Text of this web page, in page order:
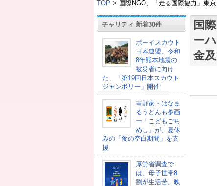
TOP > 国際NGO、「走る国際協力」東
チャリティ 新着30件
ボーイスカウト
日本連盟、令和
8年熊本地震の
被災者に向け
た、「第19回日本スカウト
ジャンボリー」開催
吉野家・はなま
るうどんも参画
ー「こどもごち
めし」が、夏休
みの「食の空白期間」を支
援
厚労省調査で
は、母子世帯8
割が生活苦。映
国
ー
金